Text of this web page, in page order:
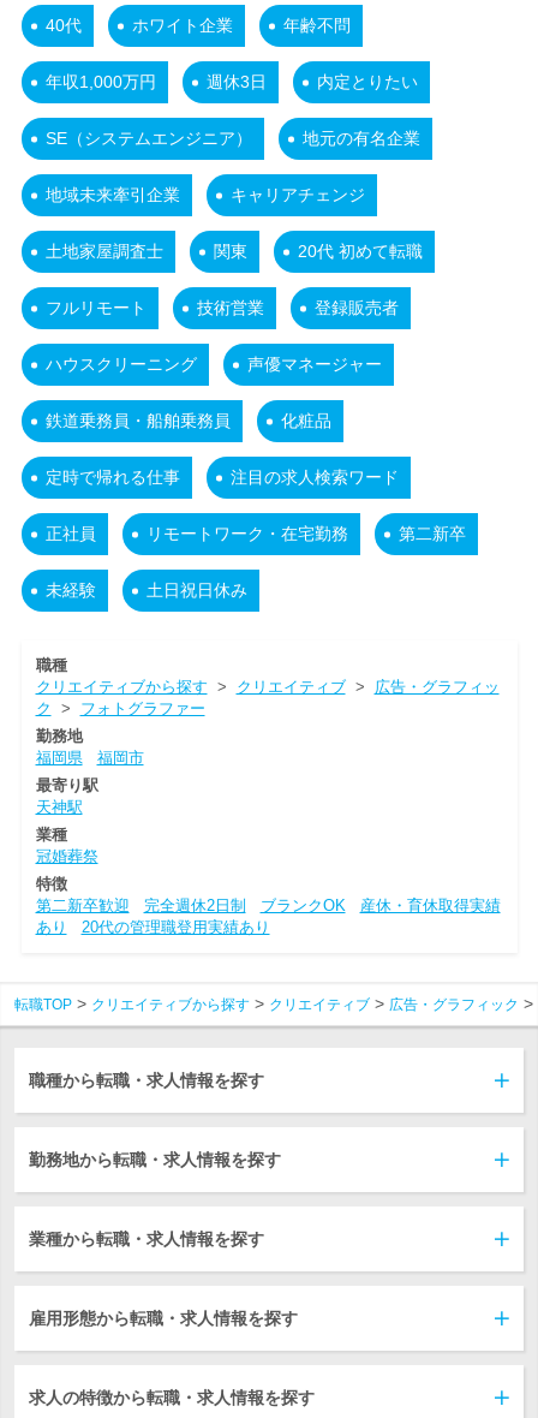
40代 ホワイト企業 年齢不問
年収1,000万円 週休3日 内定とりたい
SE（システムエンジニア） 地元の有名企業
地域未来牽引企業 キャリアチェンジ
土地家屋調査士 関東 20代 初めて転職
フルリモート 技術営業 登録販売者
ハウスクリーニング 声優マネージャー
鉄道乗務員・船舶乗務員 化粧品
定時で帰れる仕事 注目の求人検索ワード
正社員 リモートワーク・在宅勤務 第二新卒
未経験 土日祝日休み
職種
クリエイティブから探す > クリエイティブ> 広告・グラフィッ
ク > フォトグラファー
勤務地
福岡県
福岡市
最寄り駅
天神駅
業種
冠婚葬祭
特徴
第二新卒歓迎
完全週休2日制 ブランクOK
産休・育休取得実績
あり
20代の管理職登用実績あり
転職TOP クリエイティブから探す クリエイティブ 広告・グラフィック
職種から転職・求人情報を探す
勤務地から転職・求人情報を探す
業種から転職・求人情報を探す
雇用形態から転職・求人情報を探す
求人の特徴から転職・求人情報を探す